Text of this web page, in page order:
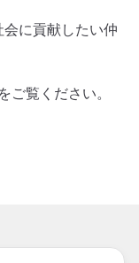
に貢献したい仲
をご覧ください。